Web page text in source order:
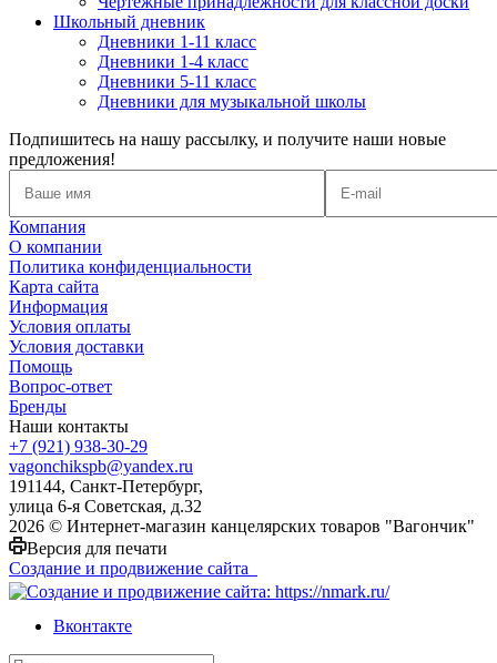
Школьный дневник
Дневники 1-11 класс
Дневники 1-4 класс
Дневники 5-11 класс
Дневники для музыкальной школы
Подпишитесь на нашу рассылку, и получите наши новые
предложения!
Компания
О компании
Политика конфиденциальности
Карта сайта
Информация
Условия оплаты
Условия доставки
Помощь
Вопрос-ответ
Бренды
Наши контакты
+7 (921) 938-30-29
vagonchikspb@yandex.ru
191144, Санкт-Петербург,
улица 6-я Советская, д.32
2026 © Интернет-магазин канцелярских товаров "Вагончик"
Версия для печати
Создание и продвижение сайта
Вконтакте